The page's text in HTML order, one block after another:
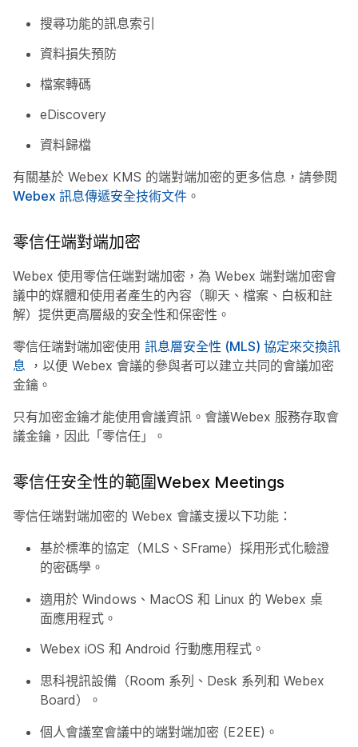
搜尋功能的訊息索引
資料損失預防
檔案轉碼
eDiscovery
資料歸檔
有關基於 Webex KMS 的端對端加密的更多信息，請參閱
Webex 訊息傳遞安全技術文件 。
零信任端對端加密
Webex 使用零信任端對端加密，為 Webex 端對端加密會
議中的媒體和使用者產生的內容（聊天、檔案、白板和註
解）提供更高層級的安全性和保密性。
零信任端對端加密使用 訊息層安全性 (MLS) 協定來交換訊
息 ，以便 Webex 會議的參與者可以建立共同的會議加密
金鑰。
只有加密金鑰才能使用會議資訊。會議Webex 服務存取會
議金鑰，因此「零信任」。
零信任安全性的範圍Webex Meetings
零信任端對端加密的 Webex 會議支援以下功能：
基於標準的協定（MLS、SFrame）採用形式化驗證
的密碼學。
適用於 Windows、MacOS 和 Linux 的 Webex 桌
面應用程式。
Webex iOS 和 Android 行動應用程式。
思科視訊設備（Room 系列、Desk 系列和 Webex
Board）。
個人會議室會議中的端對端加密 (E2EE)。